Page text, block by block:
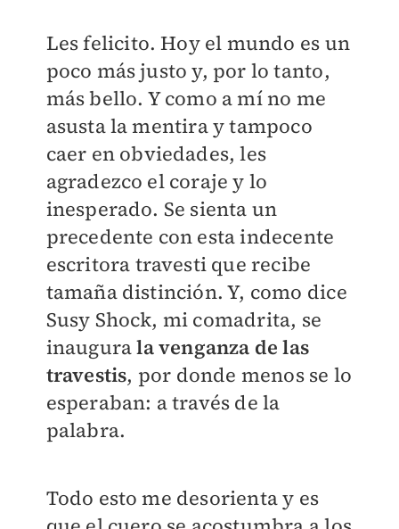
Les felicito. Hoy el mundo es un
poco más justo y, por lo tanto,
más bello. Y como a mí no me
asusta la mentira y tampoco
caer en obviedades, les
agradezco el coraje y lo
inesperado. Se sienta un
precedente con esta indecente
escritora travesti que recibe
tamaña distinción. Y, como dice
Susy Shock, mi comadrita, se
inaugurala venganza de las
travestis, por donde menos se lo
esperaban: a través de la
palabra.
Todo esto me desorienta y es